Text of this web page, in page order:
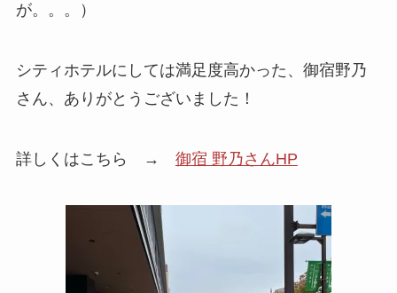
が。。。）
シティホテルにしては満足度高かった、御宿野乃
さん、ありがとうございました！
詳しくはこちら → 御宿 野乃さんHP